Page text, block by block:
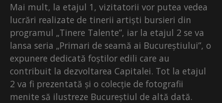
Mai mult, la etajul 1, vizitatorii vor putea vedea
lucrări realizate de tinerii artiști bursieri din
programul „Tinere Talente”, iar la etajul 2 se va
lansa seria „Primari de seamă ai Bucureștiului”, o
expunere dedicată foștilor edili care au
contribuit la dezvoltarea Capitalei. Tot la etajul
2 va fi prezentată și o colecție de fotografii
menite să ilustreze Bucureștiul de altă dată.